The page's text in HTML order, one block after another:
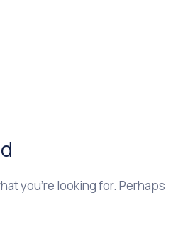
you’re looking for. Perhaps